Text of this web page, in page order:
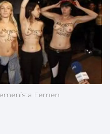
Femen